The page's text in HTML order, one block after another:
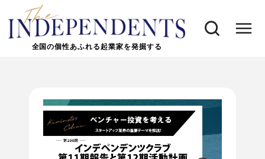
全国の個性あふれる起業家を発掘する